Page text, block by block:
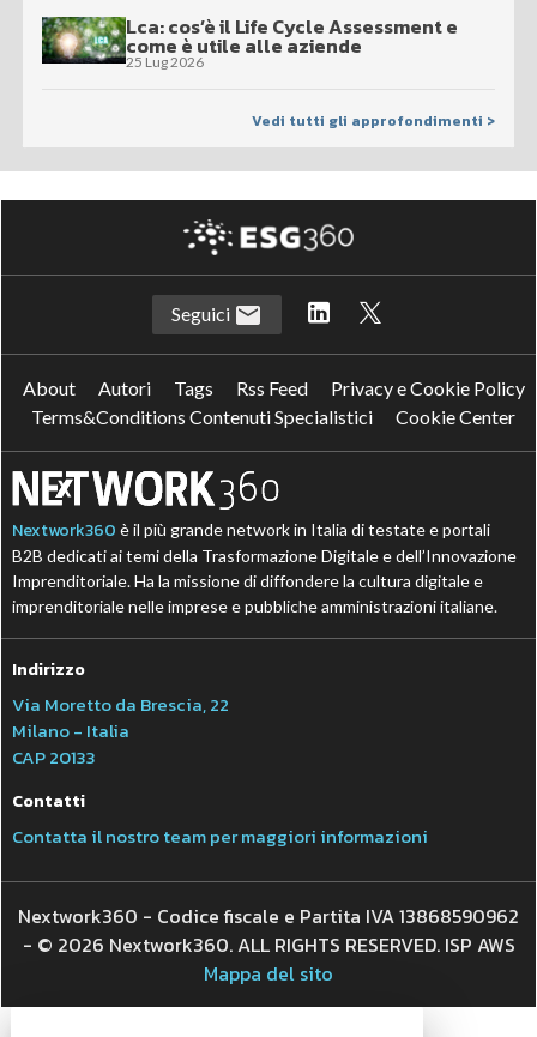
Lca: cos’è il Life Cycle Assessment e
come è utile alle aziende
25 Lug 2026
Vedi tutti gli approfondimenti >
Seguici
About Autori Tags Rss Feed
Privacy e Cookie Policy
Terms&Conditions Contenuti Specialistici
Cookie Center
Nextwork360 è il più grande network in Italia di testate e portali
B2B dedicati ai temi della Trasformazione Digitale e dell’Innovazione
Imprenditoriale. Ha la missione di diffondere la cultura digitale e
imprenditoriale nelle imprese e pubbliche amministrazioni italiane.
Indirizzo
Via Moretto da Brescia, 22
Milano - Italia
CAP 20133
Contatti
Contatta il nostro team per maggiori informazioni
Nextwork360 - Codice fiscale e Partita IVA 13868590962
- © 2026 Nextwork360. ALL RIGHTS RESERVED. ISP AWS
Mappa del sito